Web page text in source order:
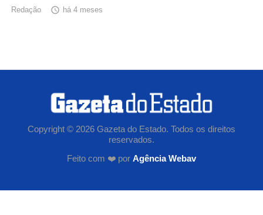
Redação  há 4 meses
Copyright © 2026 Gazeta do Estado. Todos os direitos
reservados.
Feito com ❤️ por Agência Webav